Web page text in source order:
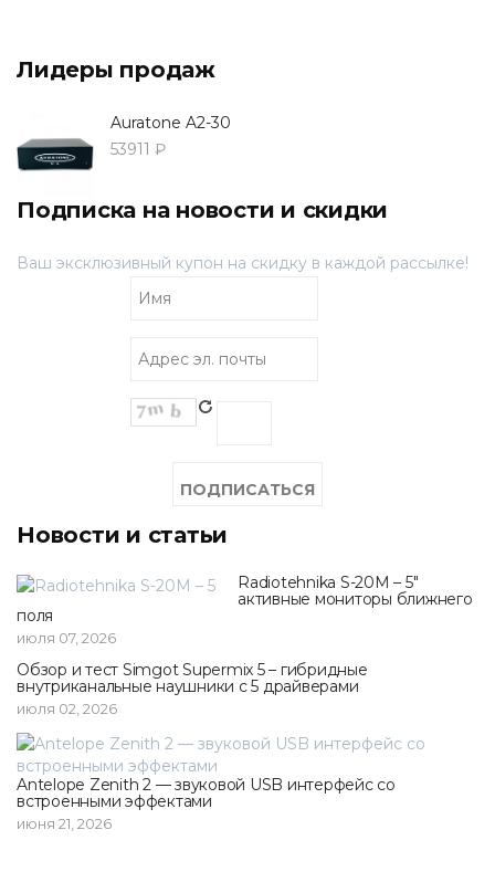
Лидеры продаж
Auratone A2-30
53911 ₽
Подписка на новости и скидки
Ваш эксклюзивный купон на скидку в каждой рассылке!
Новости и статьи
Radiotehnika S-20M – 5"
активные мониторы ближнего
поля
июля 07, 2026
Обзор и тест Simgot Supermix 5 – гибридные
внутриканальные наушники с 5 драйверами
июля 02, 2026
Antelope Zenith 2 — звуковой USB интерфейс со
встроенными эффектами
июня 21, 2026